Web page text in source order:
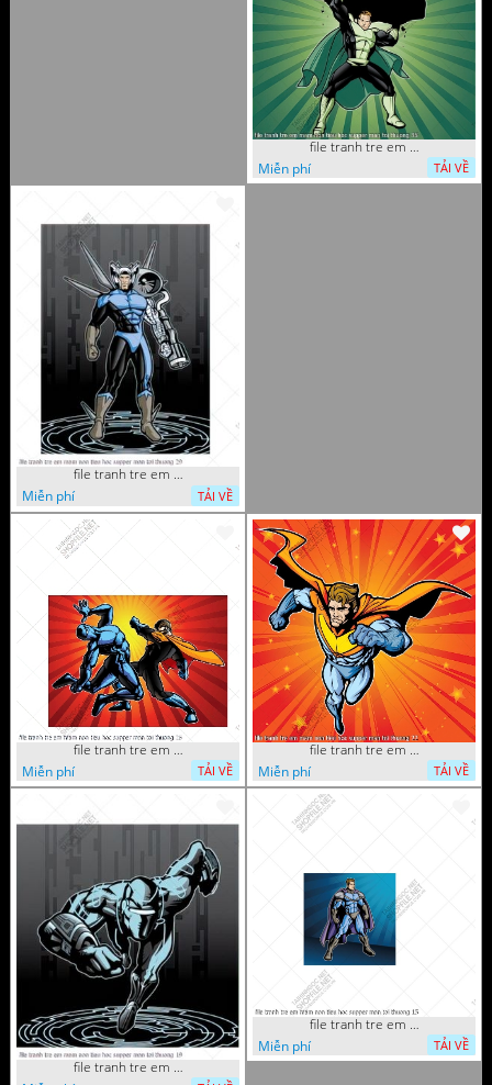
file tranh tre em mam non tieu hoc supper man toi thuong 35
Miễn phí
TẢI VỀ
file tranh tre em mam non tieu hoc supper man toi thuong 29
Miễn phí
TẢI VỀ
file tranh tre em mam non tieu hoc supper man toi thuong 26
Miễn phí
TẢI VỀ
file tranh tre em mam non tieu hoc supper man toi thuong 22
Miễn phí
TẢI VỀ
file tranh tre em mam non tieu hoc supper man toi thuong 19
file tranh tre em mam non tieu hoc supper man toi thuong 15
Miễn phí
TẢI VỀ